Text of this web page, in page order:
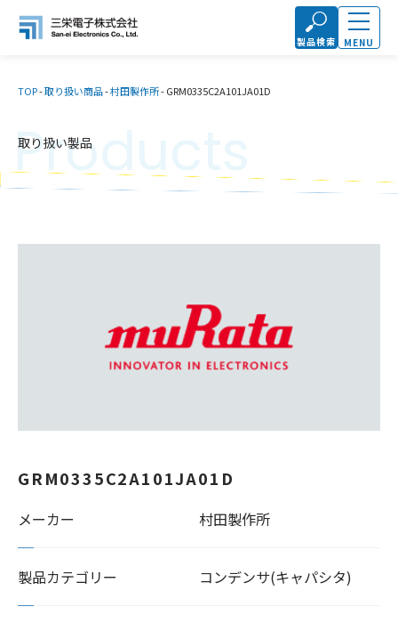
製品検索 MENU
TOP-取り扱い商品-村田製作所-GRM0335C2A101JA01D
取り扱い製品
Products
GRM0335C2A101JA01D
メーカー 村田製作所
製品カテゴリー コンデンサ(キャパシタ)